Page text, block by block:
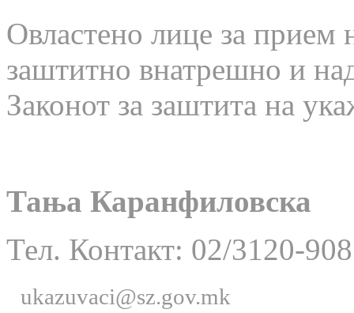
Овластено лице за прием
заштитно внатрешно и
Законот за заштита на
Тања Каранфиловска
Тел. Контакт: 02/3120-908
ukazuvaci@sz.gov.mk